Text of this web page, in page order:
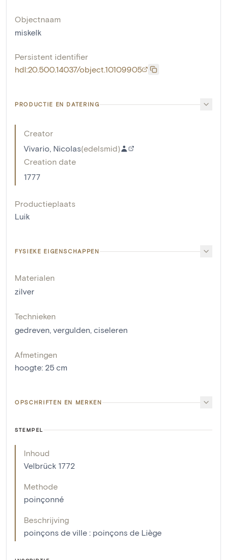
Objectnaam
miskelk
Persistent identifier
hdl:20.500.14037/object.10109905
PRODUCTIE EN DATERING
Creator
Vivario, Nicolas(edelsmid)
Creation date
1777
Productieplaats
Luik
FYSIEKE EIGENSCHAPPEN
Materialen
zilver
Technieken
gedreven, vergulden, ciseleren
Afmetingen
hoogte: 25 cm
OPSCHRIFTEN EN MERKEN
STEMPEL
Inhoud
Velbrück 1772
Methode
poinçonné
Beschrijving
poinçons de ville : poinçons de Liège